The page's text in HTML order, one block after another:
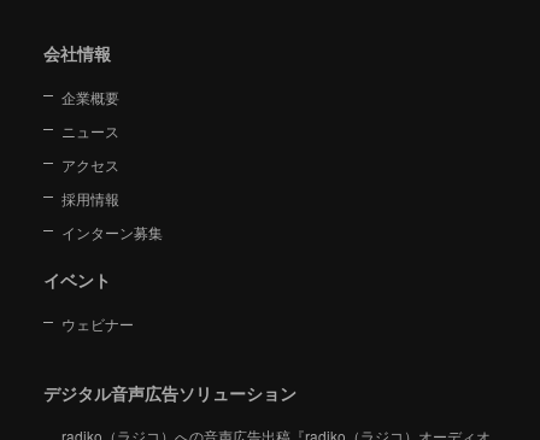
会社情報
企業概要
ニュース
アクセス
採用情報
インターン募集
イベント
ウェビナー
デジタル音声広告ソリューション
radiko（ラジコ）への音声広告出稿『radiko（ラジコ）オーディオ